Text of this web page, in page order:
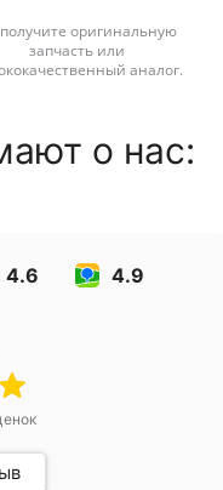
оригинальную
запчасть или
аналог.
о нас:
4.6 4.9